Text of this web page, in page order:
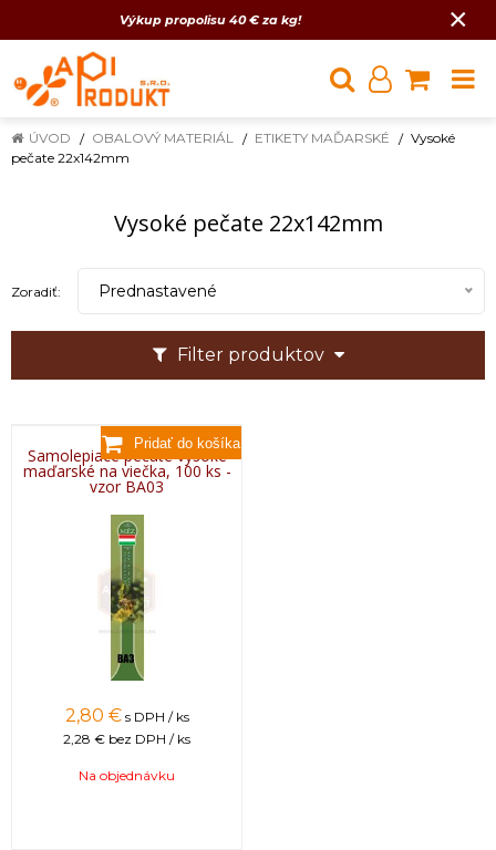
Výkup propolisu 40 € za kg! ×
ÚVOD OBALOVÝ MATERIÁL ETIKETY MAĎARSKÉ
Vysoké
pečate 22x142mm
Vysoké pečate 22x142mm
Filter produktov
Zoradiť: Prednastavené
Samolepiace pečate vysoké
maďarské na viečka, 100 ks -
vzor BA03
2,80 € s DPH / ks
2,28 € bez DPH / ks
Na objednávku